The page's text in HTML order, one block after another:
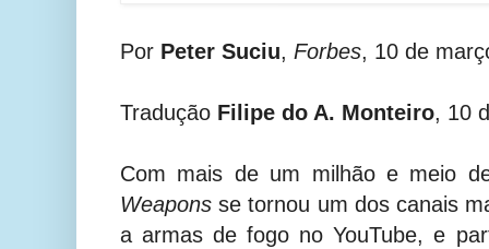
Por Peter Suciu, Forbes, 10 de
Tradução Filipe do A. Monteiro, 10
Com mais de um milhão e meio
Weapons se tornou um dos canais
a armas de fogo no YouTube, e